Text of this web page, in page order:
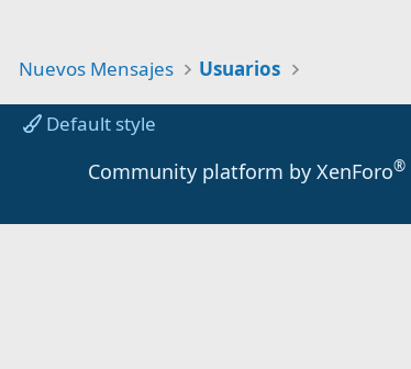
Nuevos Mensajes Usuarios
Default style
Community platform by XenForo®